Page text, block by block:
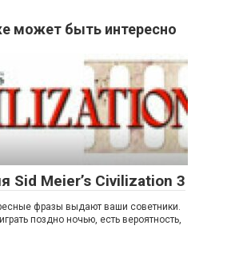
может быть интересно
Sid Meier’s Civilization 3
фразы выдают ваши советники.
поздно ночью, есть вероятность,